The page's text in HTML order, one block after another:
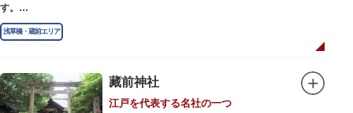
す。
江戸時代までは三社の神社から成り、約2万坪の広大な敷地を所領していま
したが、天領からの米を収蔵する蔵や、大名屋敷などを建てるために没収さ
が氏子町内を渡御し、夜の宮入道中では、提灯に照らされた神輿が荘厳かつ
幻想的な光景をつくりだします。例年、数十万人の人出があり、多くの観客
で賑わう蔵前の初夏の風物詩になっています。
浅草橋・蔵前エリア
藏前神社
江戸を代表する名社の一つ